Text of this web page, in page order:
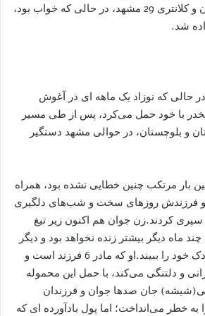
هماهنگی مأموران زندان و کلانتری 29 مشهد، در حالی که خواب بود،
شد.
در حالی که نوزاد یک ماهه ای در آغوش
با خود حمل می‌کرد، پس از طی مسیر
و بلوچستان، در حوالی مشهد دستگیر
بار مرتکب چنین خطایی نشده بود، همراه
او و فرزندش روزهای سخت و شب‌های دلگیری
کردند.زن جوان هم اکنون زیر تیغ
ماه دیگر بیشتر زنده نخواهد بود و دیگر
نمی‌تواند روی زیبای کودک خود را ببیند.او که مادر 6 فرزند است و
و دلتنگی می‌کند، با حمل این محموله
جان صدها جوان و فرزندان
به خطر می‌انداخت؛ اما پول بادآورده ای که